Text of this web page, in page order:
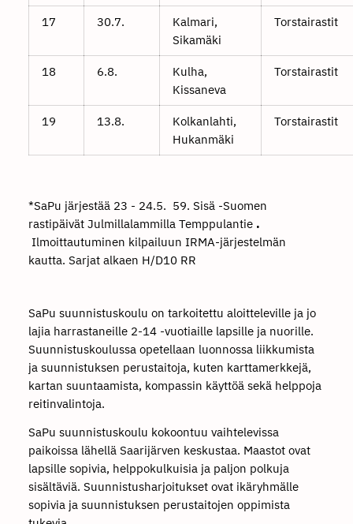
17 30.7.
Kalmari,
Sikamäki
Torstairastit
18 6.8.
Kulha,
Kissaneva
Torstairastit
19 13.8.
Kolkanlahti,
Hukanmäki
Torstairastit
*SaPu järjestää 23 - 24.5. 59. Sisä -Suomen
rastipäivät Julmillalammilla Temppulantie .
Ilmoittautuminen kilpailuun IRMA-järjestelmän
kautta. Sarjat alkaen H/D10 RR
SaPu suunnistuskoulu on tarkoitettu aloitteleville ja jo
lajia harrastaneille 2-14 -vuotiaille lapsille ja nuorille.
Suunnistuskoulussa opetellaan luonnossa liikkumista
ja suunnistuksen perustaitoja, kuten karttamerkkejä,
kartan suuntaamista, kompassin käyttöä sekä helppoja
reitinvalintoja.
SaPu suunnistuskoulu kokoontuu vaihtelevissa
paikoissa lähellä Saarijärven keskustaa. Maastot ovat
lapsille sopivia, helppokulkuisia ja paljon polkuja
sisältäviä. Suunnistusharjoitukset ovat ikäryhmälle
sopivia ja suunnistuksen perustaitojen oppimista